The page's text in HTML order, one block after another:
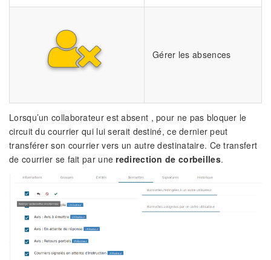
Gérer les absences
Lorsqu’un collaborateur est absent , pour ne pas bloquer le
circuit du courrier qui lui serait destiné, ce dernier peut
transférer son courrier vers un autre destinataire. Ce transfert
de courrier se fait par uneredirection de corbeilles.